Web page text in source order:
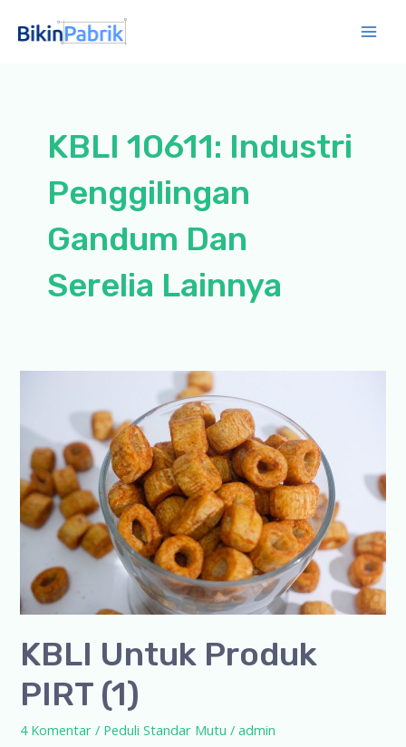
KBLI 10611: Industri
Penggilingan
Gandum Dan
Serelia Lainnya
KBLI Untuk Produk
PIRT (1)
4 Komentar / Peduli Standar Mutu /admin